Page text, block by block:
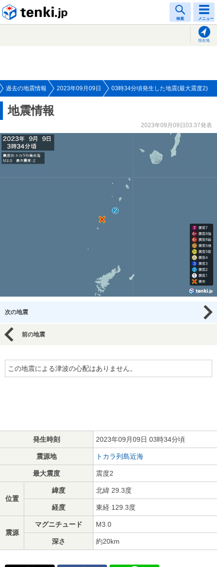
検索 メニュー
現在地
過去の地震情報 2023年09月09日 03時34分頃発生した地震(最大震度2)
地震情報
2023年09月09日03:37発表
次の地震
前の地震
この地震による津波の心配はありません。
発生時刻 2023年09月09日 03時34分頃
震源地 トカラ列島近海
最大震度 震度2
位置
緯度 北緯 29.3度
経度 東経 129.3度
震源
マグニチュード M3.0
深さ 約20km